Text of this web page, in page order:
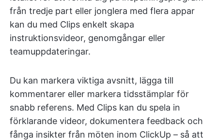
från tredje part eller jonglera med flera appar
kan du med Clips enkelt skapa
instruktionsvideor, genomgångar eller
teamuppdateringar.
Du kan markera viktiga avsnitt, lägga till
kommentarer eller markera tidsstämplar för
snabb referens. Med Clips kan du spela in
förklarande videor, dokumentera feedback och
fånga insikter från möten inom ClickUp – så att